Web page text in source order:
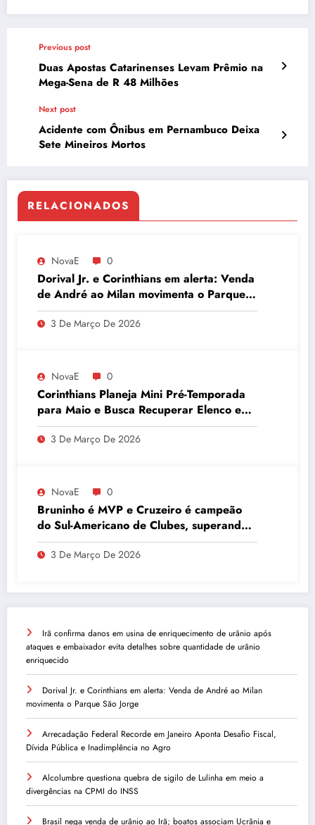
Previous post
Duas Apostas Catarinenses Levam Prêmio na
Mega-Sena de R 48 Milhões
Next post
Acidente com Ônibus em Pernambuco Deixa
Sete Mineiros Mortos
RELACIONADOS
NovaE 0
Dorival Jr. e Corinthians em alerta: Venda
de André ao Milan movimenta o Parque
São Jorge
3 De Março De 2026
NovaE 0
Corinthians Planeja Mini Pré-Temporada
para Maio e Busca Recuperar Elenco e
Desempenho
3 De Março De 2026
NovaE 0
Bruninho é MVP e Cruzeiro é campeão
do Sul-Americano de Clubes, superando
Campinas
3 De Março De 2026
Irã confirma danos em usina de enriquecimento de urânio após
ataques e embaixador evita detalhes sobre quantidade de urânio
enriquecido
Dorival Jr. e Corinthians em alerta: Venda de André ao Milan
movimenta o Parque São Jorge
Arrecadação Federal Recorde em Janeiro Aponta Desafio Fiscal,
Dívida Pública e Inadimplência no Agro
Alcolumbre questiona quebra de sigilo de Lulinha em meio a
divergências na CPMI do INSS
Brasil nega venda de urânio ao Irã; boatos associam Ucrânia e